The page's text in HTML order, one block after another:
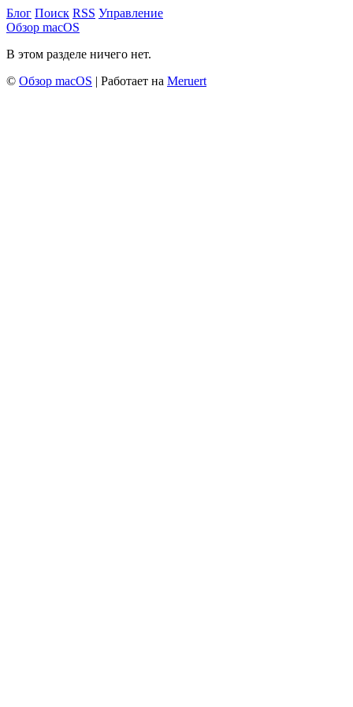
Блог Поиск RSS Управление
Обзор macOS
В этом разделе ничего нет.
© Обзор macOS | Работает на Meruert